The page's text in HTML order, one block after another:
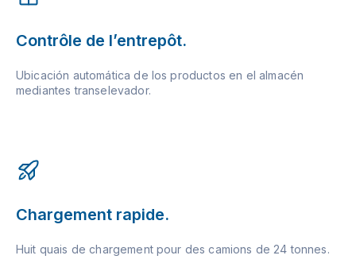
Contrôle de l’entrepôt.
Ubicación automática de los productos en el almacén
mediantes transelevador.
Chargement rapide.
Huit quais de chargement pour des camions de 24 tonnes.